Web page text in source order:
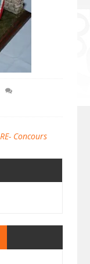
Concours